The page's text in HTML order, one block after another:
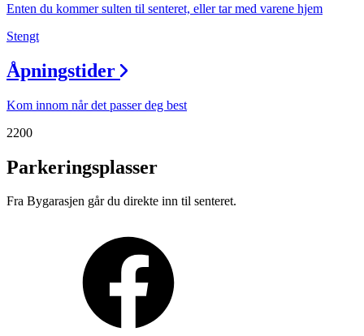
Enten du kommer sulten til senteret, eller tar med varene hjem
Stengt
Åpningstider
Kom innom når det passer deg best
2200
Parkeringsplasser
Fra Bygarasjen går du direkte inn til senteret.